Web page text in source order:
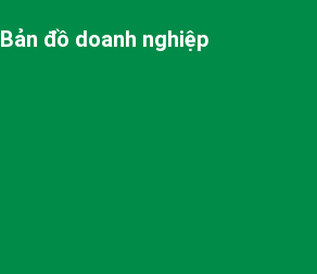
Bản đồ doanh nghiệp